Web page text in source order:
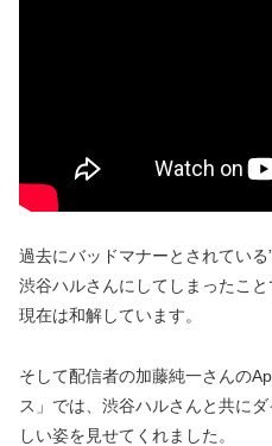
過去にバッドマナーとされてい
渋谷ハルさんにしてしまったこと
現在は和解しています。
そして配信者の加藤純一さんの
ス」では、渋谷ハルさんと共に
しい姿を見せてくれました。